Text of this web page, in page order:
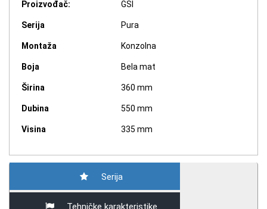
Proizvođač: GSI
Serija Pura
Montaža Konzolna
Boja Bela mat
Širina 360 mm
Dubina 550 mm
Visina 335 mm
Serija
Tehničke karakteristike